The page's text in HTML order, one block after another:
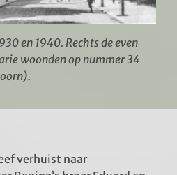
en 1940. Rechts de even
woonden op nummer 34
verhuist naar